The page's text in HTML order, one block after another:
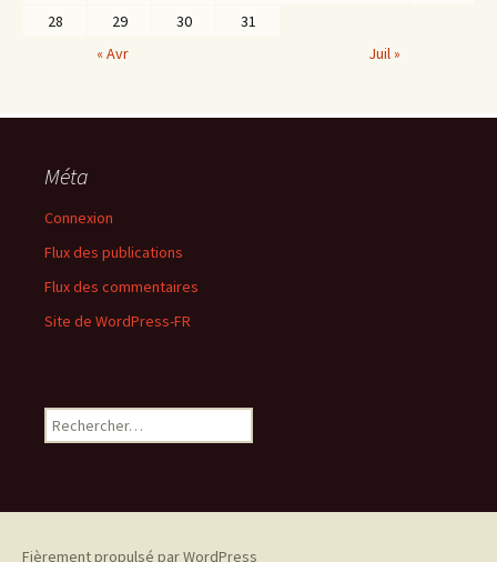
28
29 30
31
« Avr
Juil »
Méta
Connexion
Flux des publications
Flux des commentaires
Site de WordPress-FR
Rechercher :
Fièrement propulsé par WordPress